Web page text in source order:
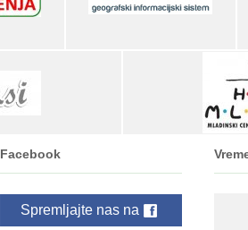
Facebook
Spremljajte nas na